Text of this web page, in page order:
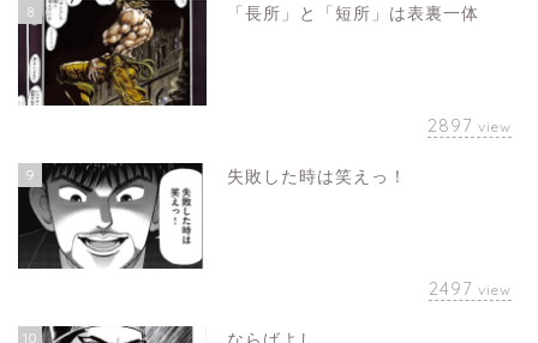
8 「長所」と「短所」は表裏一体
2897 view
9 失敗した時は笑えっ！
2497 view
10